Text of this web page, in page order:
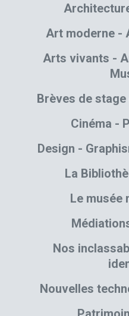
Art moderne -
Arts vivants -
Brèves de
Cinéma -
Design -
La
Le musée
Nos
Nouvelles